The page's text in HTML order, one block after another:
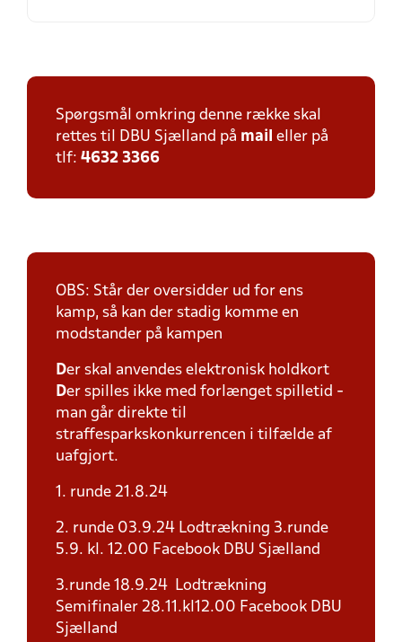
Spørgsmål omkring denne række skal
rettes til DBU Sjælland på mail eller på
tlf: 4632 3366
OBS: Står der oversidder ud for ens
kamp, så kan der stadig komme en
modstander på kampen
Der skal anvendes elektronisk holdkort
Der spilles ikke med forlænget spilletid -
man går direkte til
straffesparkskonkurrencen i tilfælde af
uafgjort.
1. runde 21.8.24
2. runde 03.9.24 Lodtrækning 3.runde
5.9. kl. 12.00 Facebook DBU Sjælland
3.runde 18.9.24 Lodtrækning
Semifinaler 28.11.kl12.00 Facebook DBU
Sjælland